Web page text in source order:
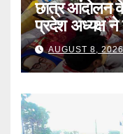
छात्र आंदोलन
प्रदेश अध्यक्ष
AUGUST 8, 2026